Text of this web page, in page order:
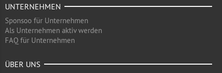
UNTERNEHMEN
Sponsoo für Unternehmen
Als Unternehmen aktiv werden
FAQ für Unternehmen
ÜBER UNS